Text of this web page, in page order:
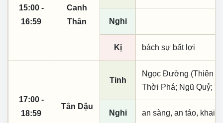
15:00 -
16:59
Canh
Thân
Nghi
Kị bách sự bất lợi
17:00 -
18:59
Tân Dậu
Tinh
Ngọc Đường (Thiên
Thời Phá; Ngũ Quỷ;
Nghi an sàng, an táo, khai